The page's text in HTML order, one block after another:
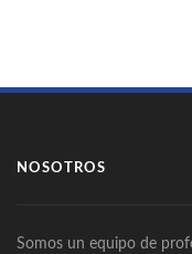
NOSOTROS
Somos un equipo de